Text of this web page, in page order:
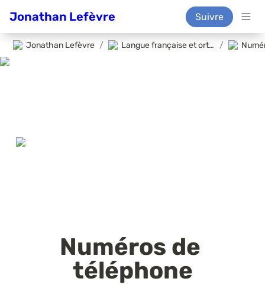
Jonathan Lefèvre Suivre
Jonathan Lefèvre / Langue française et orthotypographie /
Numéros de
téléphone